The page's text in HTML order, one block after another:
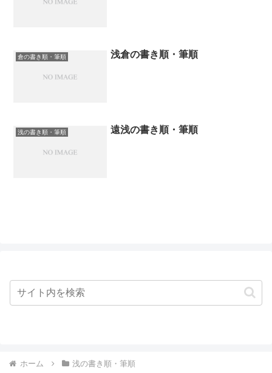
倉の書き順・筆順 浅倉の書き順・筆順
浅の書き順・筆順 遠浅の書き順・筆順
ホーム 浅の書き順・筆順